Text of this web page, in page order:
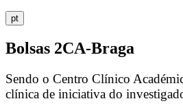
pt
Bolsas 2CA-Braga
Sendo o Centro Clínico
clínica de iniciativa do